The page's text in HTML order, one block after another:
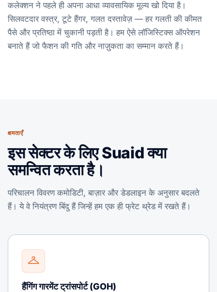
कलेक्शन ने पहले ही अपना आधा व्यावसायिक मूल्य खो दिया है।
सिलवटदार वस्त्र, टूटे हैंगर, गलत दस्तावेज़ — हर गलती की कीमत
पैसे और प्रतिष्ठा में चुकानी पड़ती है। हम ऐसे लॉजिस्टिक्स ऑपरेशन
बनाते हैं जो फैशन की गति और नाज़ुकता का सम्मान करते हैं।
क्षमताएँ
इस सेक्टर के लिए Suaid क्या
समन्वित करता है।
परिचालन विवरण कमोडिटी, बाज़ार और डेडलाइन के अनुसार बदलते
हैं। ये वे नियंत्रण बिंदु हैं जिन्हें हम एक ही फ्रेट थ्रेड में रखते हैं।
हैंगिंग गारमेंट ट्रांसपोर्ट (GOH)